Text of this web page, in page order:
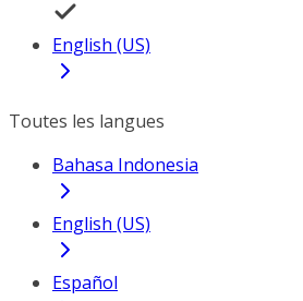
English (US)
Toutes les langues
Bahasa Indonesia
English (US)
Español